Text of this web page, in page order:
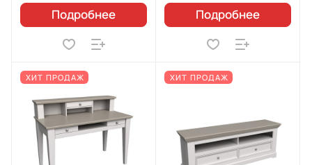
Подробнее Подробнее
ХИТ ПРОДАЖ ХИТ ПРОДАЖ